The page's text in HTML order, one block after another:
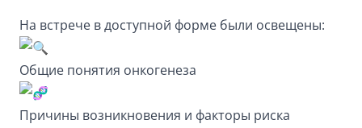
На встрече в доступной форме были освещены:
Общие понятия онкогенеза
Причины возникновения и факторы риска